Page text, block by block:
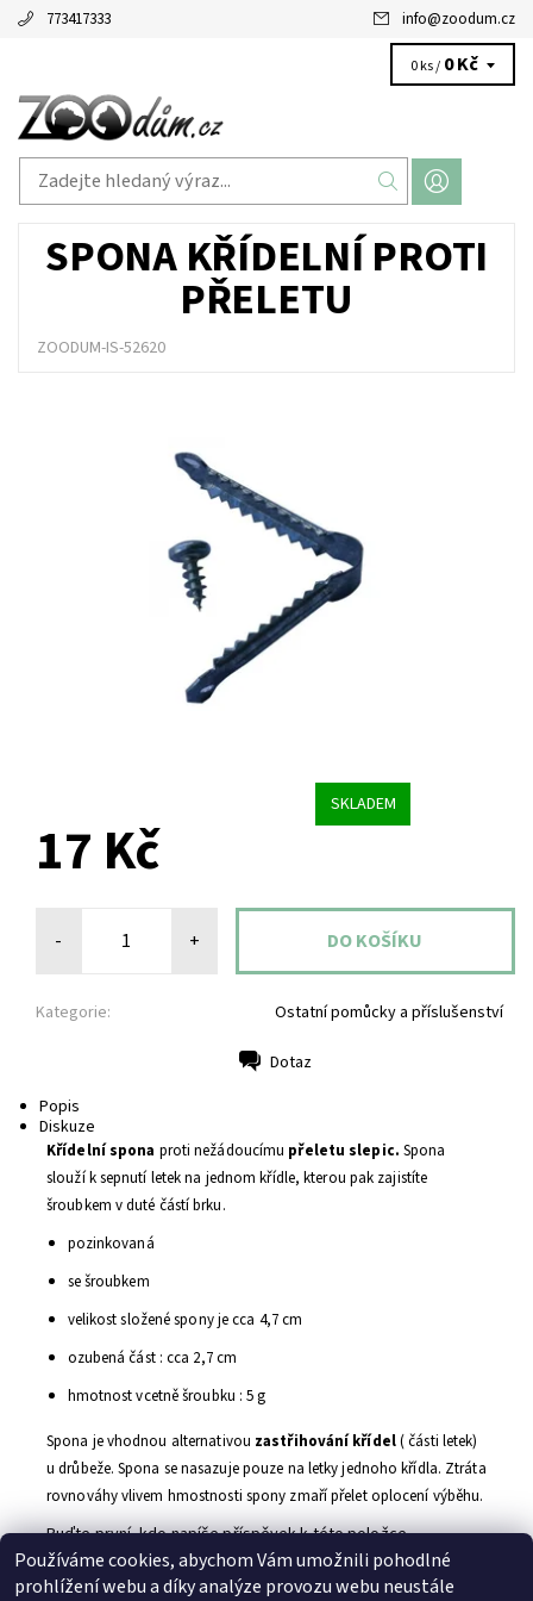
773417333 info@zoodum.cz
0 ks / 0 Kč
SPONA KŘÍDELNÍ PROTI
PŘELETU
ZOODUM-IS-52620
SKLADEM
17 Kč
- +
Kategorie: Ostatní pomůcky a příslušenství
Dotaz
Popis
Diskuze
Křídelní spona proti nežádoucímu přeletu slepic. Spona
slouží k sepnutí letek na jednom křídle, kterou pak zajistíte
šroubkem v duté částí brku.
pozinkovaná
se šroubkem
velikost složené spony je cca 4,7 cm
ozubená část : cca 2,7 cm
hmotnost vcetně šroubku : 5 g
Spona je vhodnou alternativou zastřihování křídel( části letek)
u drůbeže. Spona se nasazuje pouze na letky jednoho křídla. Ztráta
rovnováhy vlivem hmostnosti spony zmaří přelet oplocení výběhu.
Buďte první, kdo napíše příspěvek k této položce.
Přidat komentář
Používáme cookies, abychom Vám umožnili pohodlné
prohlížení webu a díky analýze provozu webu neustále